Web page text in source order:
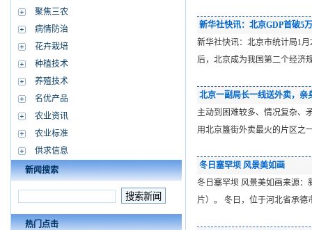
聚焦三农
病情防治
花卉栽培
种植技术
养殖技术
名优产品
农业资讯
农业标准
供求信息
新闻搜索
热门点击
新华社快讯：北京GDP首破5
新华社快讯：北京市统计局1
后，北京成为我国第二个经济
北京一副局长一线送外卖，亲
主动到困难较多、情况复杂、
用北京簋街外卖最火的片区之
冬日塞罕坝 风景美如画
冬日塞罕坝 风景美如画来源：
片）。 冬日，位于河北省承德